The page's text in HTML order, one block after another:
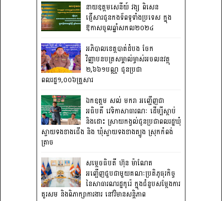
នាយឧត្តមសេនីយ៍ វង្ស ពិសេន
ផ្ញើសារជូនកងទ័ពទូទាំងប្រទេស ក្នុង
ឱកាសចូលឆ្នាំសកល២០២៤
អភិបាលខេត្តបាត់ដំបង ចែក
វិញ្ញាបនបត្រសម្គាល់ម្ចាស់អចលនវត្ថុ
២,៦៦១បណ្ណ ជូនប្រជា
ពលរដ្ឋ១,០០៦គ្រួសារ
ឯកឧត្តម សល់ មករា អញ្ជើញជា
អធិបតី វេទិកាសាធារណៈ ដើម្បីស្តាប់
និងដោះ ស្រាយកង្វល់ជូនប្រជាពលរដ្ឋឃុំ
ស្វាយទងខាងជើង និង ឃុំស្វាយទងខាងត្បូង ស្រុកកំពង់
ត្រាច
សម្តេចធិបតី ហ៊ុន ម៉ាណែត
អញ្ជើញជួបជាមួយគណៈប្រតិភូធុរកិច្ច
នៃសាធារណរដ្ឋកូរ៉េ ក្នុងជំនួបសម្តែងការ
គួរសម និងពិភាក្សាការងារ នៅវិមានសន្តិភាព